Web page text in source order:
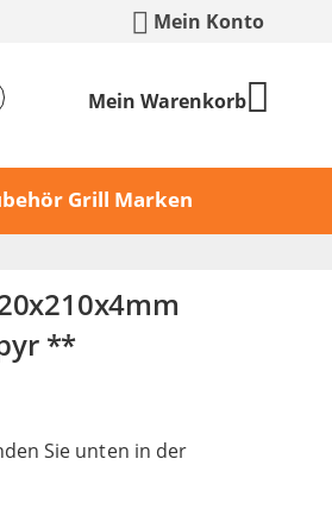
Mein Konto
Mein Warenkorb
Grill Marken
**
Sie unten in der